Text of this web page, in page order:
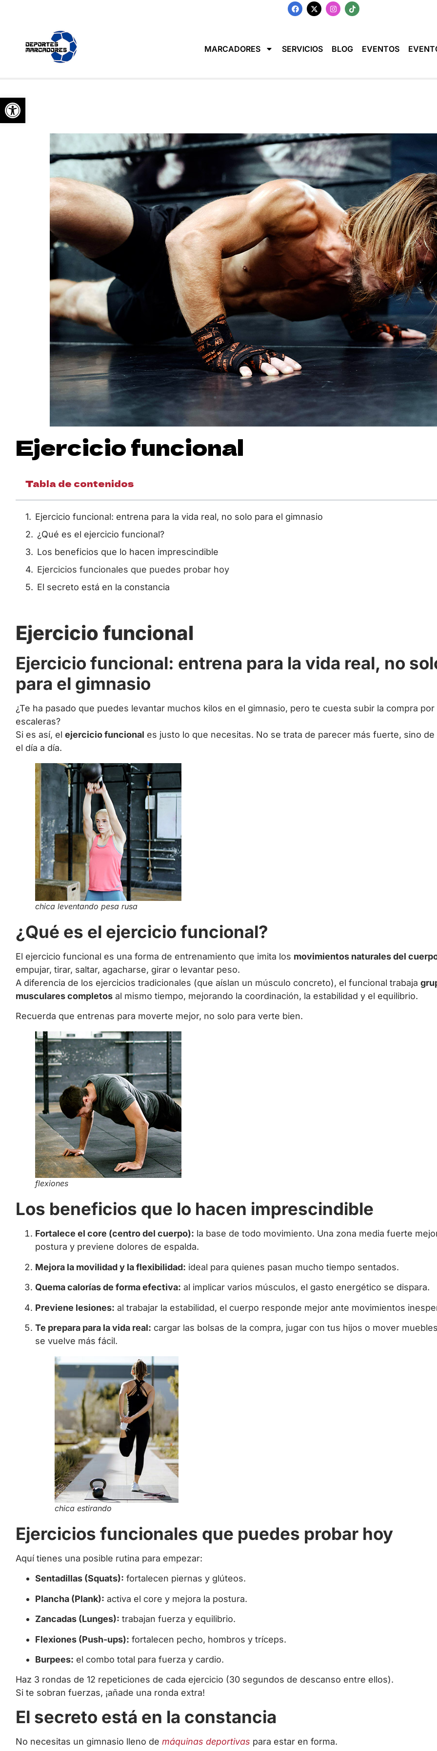
Abrir barra de herramientas
MARCADORES SERVICIOS BLOG EVENTOS
Ejercicio funcional
Tabla de contenidos
Ejercicio funcional: entrena para la vida real, no solo para el gimnasio
¿Qué es el ejercicio funcional?
Los beneficios que lo hacen imprescindible
Ejercicios funcionales que puedes probar hoy
El secreto está en la constancia
Ejercicio funcional
Ejercicio funcional: entrena para la vida real, no
para el gimnasio
¿Te ha pasado que puedes levantar muchos kilos en el gimnasio, pero te cuesta subir la compra por
escaleras?
Si es así, el ejercicio funcional es justo lo que necesitas. No se trata de parecer más fuerte, sino de
el día a día.
chica leventando pesa rusa
¿Qué es el ejercicio funcional?
El ejercicio funcional es una forma de entrenamiento que imita los movimientos naturales del
empujar, tirar, saltar, agacharse, girar o levantar peso.
A diferencia de los ejercicios tradicionales (que aíslan un músculo concreto), el funcional trabaja
musculares completos al mismo tiempo, mejorando la coordinación, la estabilidad y el equilibrio.
Recuerda que entrenas para moverte mejor, no solo para verte bien.
flexiones
Los beneficios que lo hacen imprescindible
Fortalece el core (centro del cuerpo): la base de todo movimiento. Una zona media fuerte
postura y previene dolores de espalda.
Mejora la movilidad y la flexibilidad: ideal para quienes pasan mucho tiempo sentados.
Quema calorías de forma efectiva: al implicar varios músculos, el gasto energético se dispara.
Previene lesiones: al trabajar la estabilidad, el cuerpo responde mejor ante movimientos
Te prepara para la vida real: cargar las bolsas de la compra, jugar con tus hijos o mover
se vuelve más fácil.
chica estirando
Ejercicios funcionales que puedes probar hoy
Aquí tienes una posible rutina para empezar:
Sentadillas (Squats): fortalecen piernas y glúteos.
Plancha (Plank): activa el core y mejora la postura.
Zancadas (Lunges): trabajan fuerza y equilibrio.
Flexiones (Push-ups): fortalecen pecho, hombros y tríceps.
Burpees: el combo total para fuerza y cardio.
Haz 3 rondas de 12 repeticiones de cada ejercicio (30 segundos de descanso entre ellos).
Si te sobran fuerzas, ¡añade una ronda extra!
El secreto está en la constancia
No necesitas un gimnasio lleno de máquinas deportivas para estar en forma.